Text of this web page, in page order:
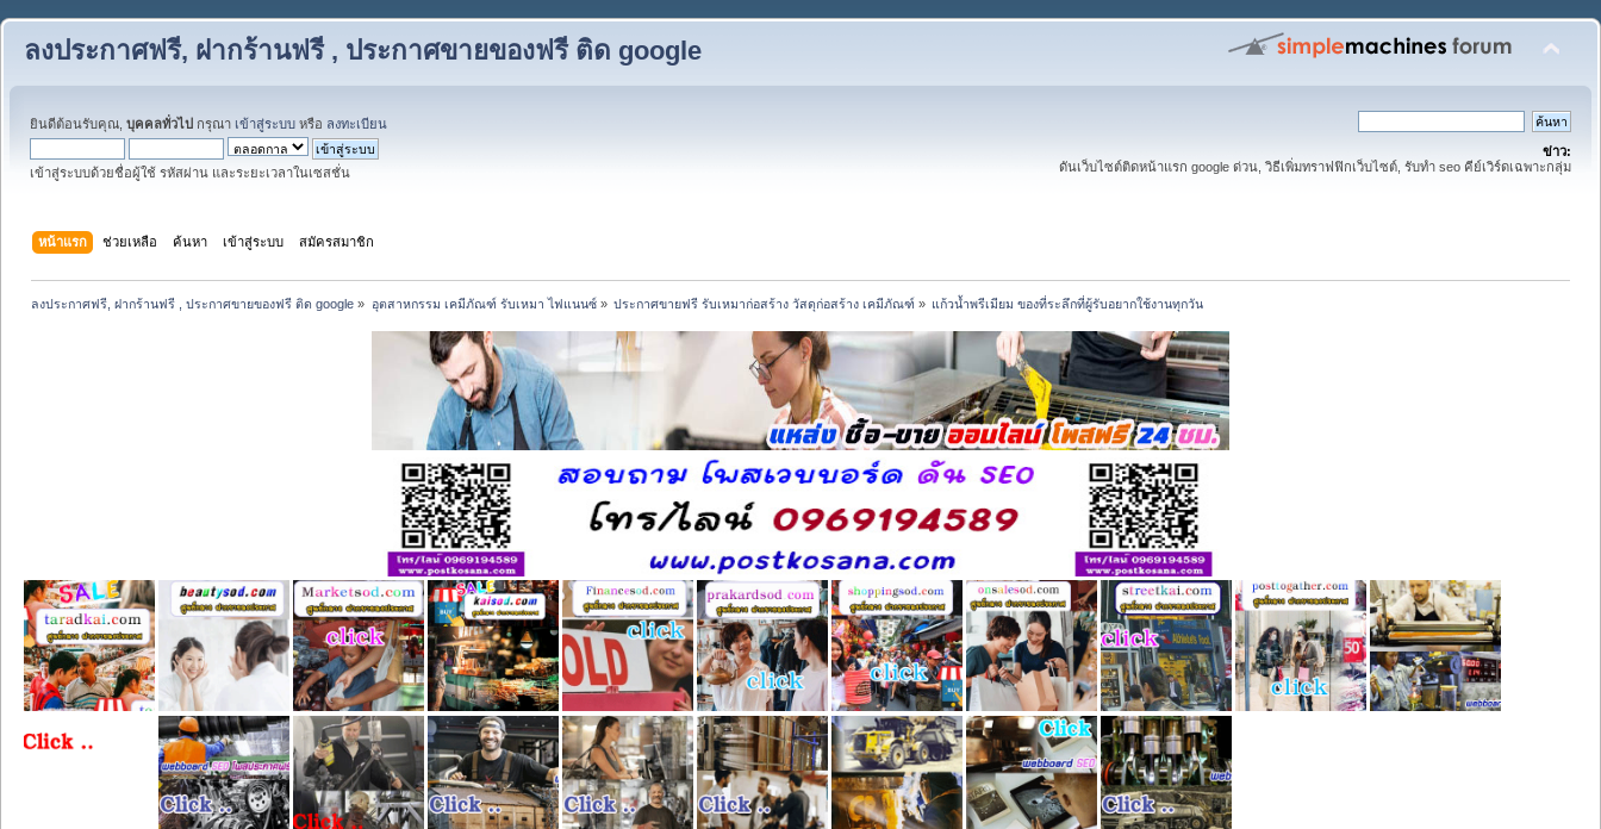
ลงประกาศฟรี, ฝากร้านฟรี , ประกาศขายของฟรี ติด google
ยินดีต้อนรับคุณ, บุคคลทั่วไป กรุณา เข้าสู่ระบบ หรือ ลงทะเบียน
เข้าสู่ระบบด้วยชื่อผู้ใช้ รหัสผ่าน และระยะเวลาในเซสชั่น
ข่าว:
ดันเว็บไซต์ติดหน้าแรก google ด่วน, วิธีเพิ่มทราฟฟิกเว็บไซต์, รับทำ seo คีย์เวิร์ดเฉพาะกลุ่ม
หน้าแรก ช่วยเหลือ ค้นหา เข้าสู่ระบบ สมัครสมาชิก
ลงประกาศฟรี, ฝากร้านฟรี , ประกาศขายของฟรี ติด google » อุตสาหกรรม เคมีภัณฑ์ รับเหมา ไฟแนนซ์» ประกาศขายฟรี รับเหมาก่อสร้าง วัสดุก่อสร้าง เคมีภัณฑ์ » แก้วน้ำพรีเมียม ของที่ระลึกที่ผู้รับอยากใช้งานทุกวัน